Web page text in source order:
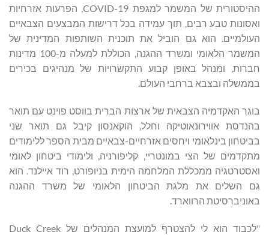
ההיסטורית של המשמר למגפת COVID-19, הפרעות אזרחיות
ואסונות טבע רבים, תוך עמידה בכל דרישות המבצעים הצבאיים
העולמיים. הוא גם הוביל את תוכנית השותפות המדינית של
המשמר הלאומי ומשרד ההגנה, הכוללת למעלה מ-100 מדינות
חברות, ומנהל באופן קבוע התקשרויות של מנהיגים בכירים
בממשלה ובצבא ברחבי העולם.
בוגר האקדמיה הצבאית של ארצות הברית בווסט פוינט עם תואר
בהנדסת אווירונאוטיקה וחלל, הוקאנסון קיבל גם תואר שני
בביטחון בינלאומי ויחסים אזרחיים-צבאיים מבית הספר ללימודים
מתקדמים של הצי במונטריי, קליפורניה, ולימודי ביטחון לאומי
ואסטרטגיה ממכללת המלחמה הימית בניופורט, רוד איילנד. הוא
גם השלים את מלגת הביטחון הלאומי של משרד ההגנה
באוניברסיטת הרווארד.
"לכבוד הוא לי להצטרף למועצת המנהלים של Duck Creek